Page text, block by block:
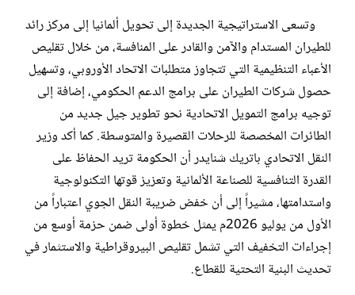
وتسعى الاستراتيجية الجديدة إلى تحويل ألمانيا إلى مركز رائد
للطيران المستدام والآمن والقادر على المنافسة، من خلال تقليص
الأعباء التنظيمية التي تتجاوز متطلبات الاتحاد الأوروبي، وتسهيل
حصول شركات الطيران على برامج الدعم الحكومي، إضافة إلى
توجيه برامج التمويل الاتحادية نحو تطوير جيل جديد من
الطائرات المخصصة للرحلات القصيرة والمتوسطة. كما أكد وزير
النقل الاتحادي باتريك شنايدر أن الحكومة تريد الحفاظ على
القدرة التنافسية للصناعة الألمانية وتعزيز قوتها التكنولوجية
واستدامتها، مشيراً إلى أن خفض ضريبة النقل الجوي اعتباراً من
الأول من يوليو 2026م يمثل خطوة أولى ضمن حزمة أوسع من
إجراءات التخفيف التي تشمل تقليص البيروقراطية والاستثمار في
تحديث البنية التحتية للقطاع.